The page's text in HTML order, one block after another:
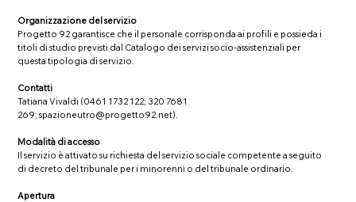
Organizzazione del servizio
Progetto 92 garantisce che il personale corrisponda ai profili e possieda i
titoli di studio previsti dal Catalogo dei servizi socio-assistenziali per
questa tipologia di servizio.
Contatti
Tatiana Vivaldi (0461 1732 122; 320 7681
269; spazioneutro@progetto92.net).
Modalità di accesso
Il servizio è attivato su richiesta del servizio sociale competente a seguito
di decreto del tribunale per i minorenni o del tribunale ordinario.
Apertura